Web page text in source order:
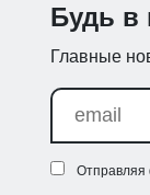
Будь в
Главные
Отправляя